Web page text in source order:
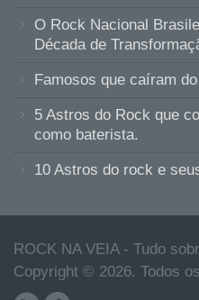
O Rock Nacional
Década de
Famosos que caíram
5 Astros do Rock que
como baterista.
10 Astros do rock e
ROCK NA VEIA - Tudo
Copyright © 2026. Todos